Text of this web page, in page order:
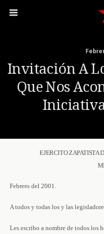
Invitación A
Que Nos
Iniciativa
EJERCITO ZAPATISTA
Febrero del 2001.
A todos y todas los y las
Les escribo a nombre de todos los